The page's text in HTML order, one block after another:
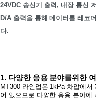
24VDC 송신기 출력, 내장 통신
D/A 출력을 통해 데이터를 레코
다.
1. 다양한 응용 분야를위한
MT300 라인업은 1kPa 차압에
어 있으므로 다양한 응용 분야에